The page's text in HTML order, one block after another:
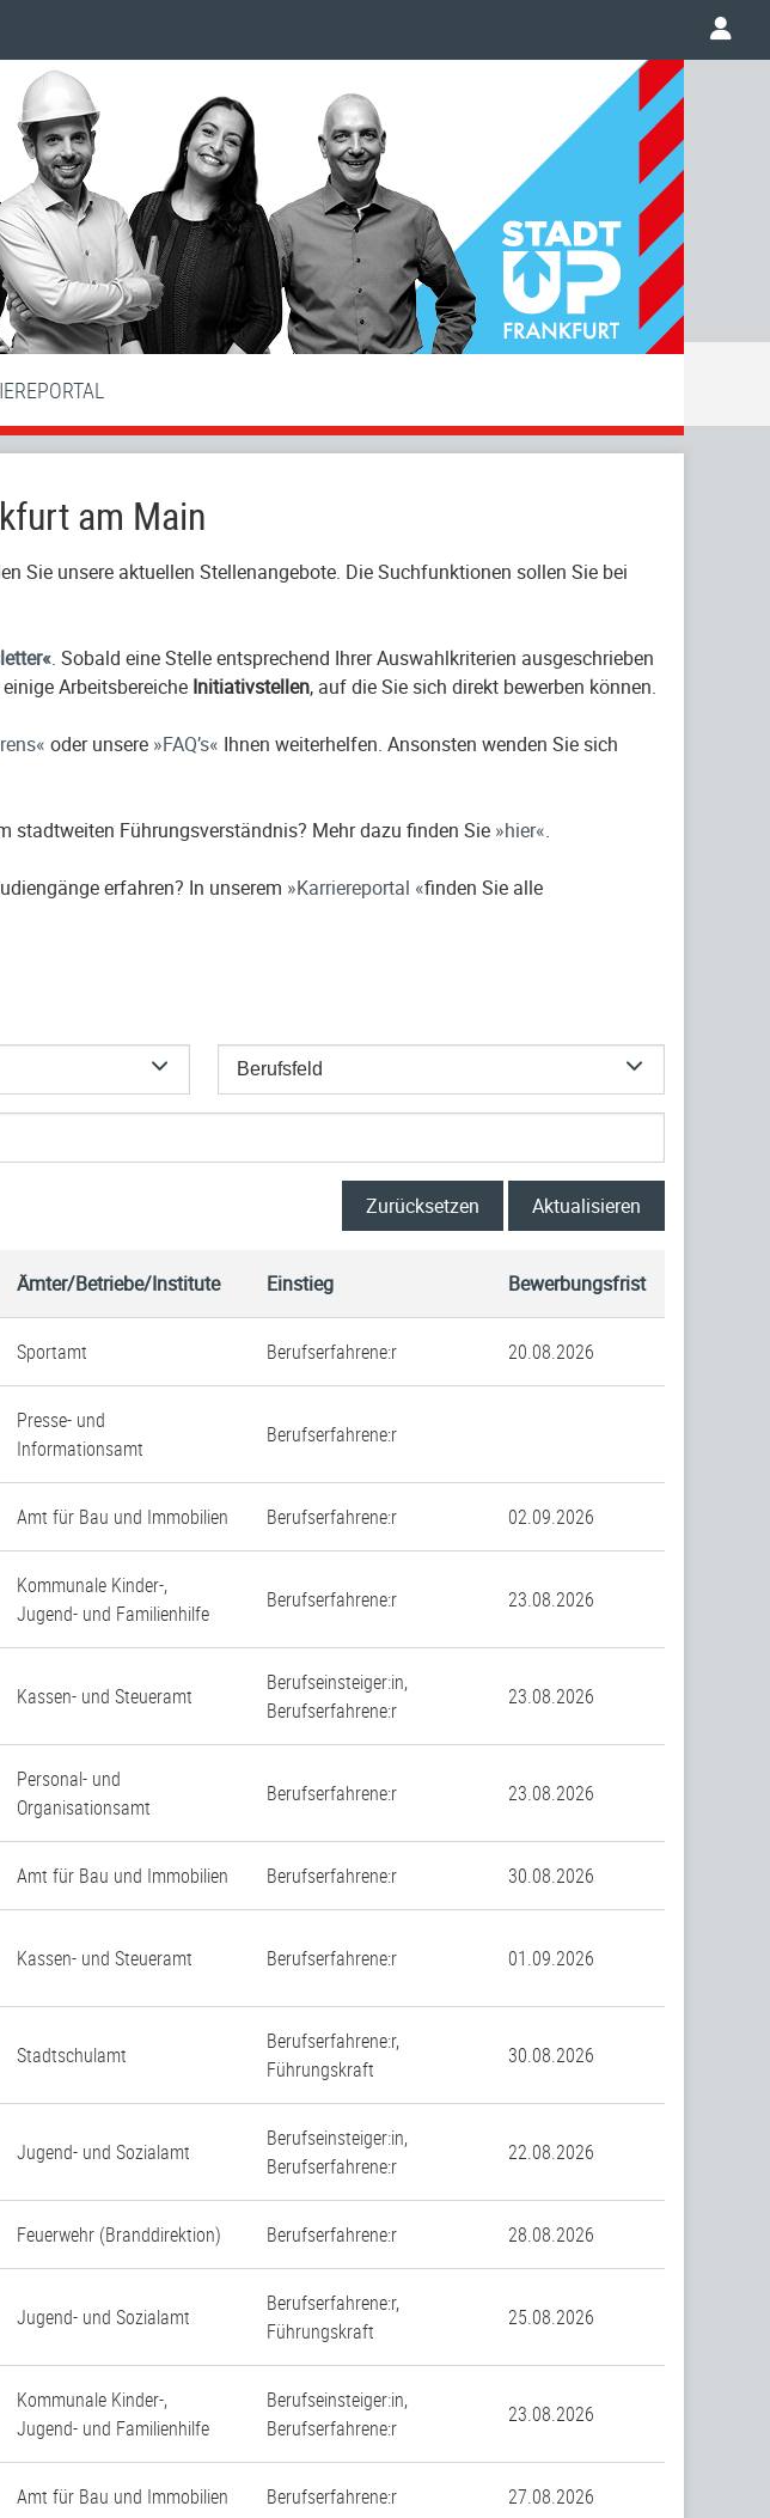
am Main
Sie unsere aktuellen Stellenangebote. Die Suchfunktionen sollen Sie bei
. Sobald eine Stelle entsprechend Ihrer Auswahlkriterien ausgeschrieben
Arbeitsbereiche Initiativstellen, auf die Sie sich direkt bewerben können.
oder unsere FAQ’s Ihnen weiterhelfen. Ansonsten wenden Sie sich
stadtweiten Führungsverständnis? Mehr dazu finden Sie hier .
erfahren? In unserem Karriereportal finden Sie alle
Berufsfeld
Zurücksetzen Aktualisieren
Ämter/Betriebe/Institute Einstieg Bewerbungsfrist
Sportamt Berufserfahrene:r 20.08.2026
Presse- und
Informationsamt
Berufserfahrene:r
Amt für Bau und Immobilien Berufserfahrene:r 02.09.2026
Kommunale Kinder-,
Jugend- und Familienhilfe
Berufserfahrene:r 23.08.2026
Kassen- und Steueramt
Berufseinsteiger:in,
Berufserfahrene:r
23.08.2026
Personal- und
Organisationsamt
Berufserfahrene:r 23.08.2026
Amt für Bau und Immobilien Berufserfahrene:r 30.08.2026
Kassen- und Steueramt Berufserfahrene:r 01.09.2026
Stadtschulamt
Berufserfahrene:r,
Führungskraft
30.08.2026
Jugend- und Sozialamt
Berufseinsteiger:in,
Berufserfahrene:r
22.08.2026
Feuerwehr (Branddirektion) Berufserfahrene:r 28.08.2026
Jugend- und Sozialamt
Berufserfahrene:r,
Führungskraft
25.08.2026
Kommunale Kinder-,
Jugend- und Familienhilfe
Berufseinsteiger:in,
Berufserfahrene:r
23.08.2026
Amt für Bau und Immobilien Berufserfahrene:r 27.08.2026